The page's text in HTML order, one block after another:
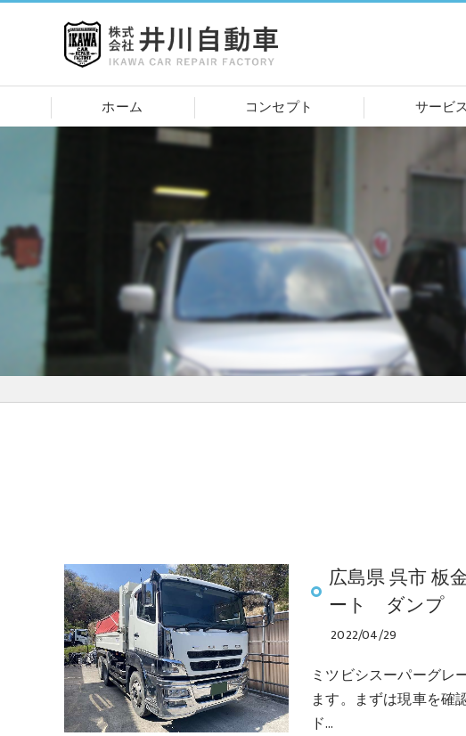
ホーム コンセプト サービス
広島県 呉市
ート ダンプ
2022/04/29
ミツビシスーパーグレ
ます。まずは現車を確
ド…